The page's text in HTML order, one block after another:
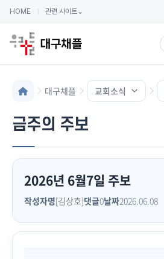
HOME 관련 사이트⌄
대구채플 교회소식
금주의 주보
2026년 6월7일 주보
작성자명[김상호]댓글0날짜2026.06.08